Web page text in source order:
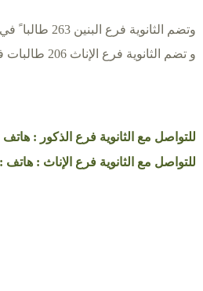
وتضم الثانوية فرع البنين 263 طالبا ً في المرحلة الإعدادية و65 طالبا ً في المرحلة الثانوية للعام الدراسي الحالي .
و تضم الثانوية فرع الإناث 206 طالبات في المرحلة الإعدادية و82 طالبة في المرحلة الثانوية للعام الدراسي الحالي .
للتواصل مع الثانوية فرع الذكور : هاتف : 2770024 – فاكس :
للتواصل مع الثانوية فرع الإناث : هاتف : 2770026 – فاكس : 2779771 .